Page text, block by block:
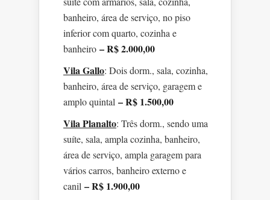
banheiro, área de serviço, no piso
inferior com quarto, cozinha e
banheiro – R$ 2.000,00
Vila Gallo: Dois dorm., sala, cozinha,
banheiro, área de serviço, garagem e
amplo quintal – R$ 1.500,00
Vila Planalto: Três dorm., sendo uma
suíte, sala, ampla cozinha, banheiro,
área de serviço, ampla garagem para
vários carros, banheiro externo e
canil – R$ 1.900,00